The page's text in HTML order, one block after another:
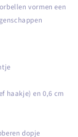
vormen een
haakje) en 0,6 cm
dopje